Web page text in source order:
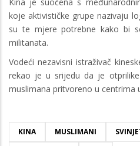
koje aktivističke grupe nazivaju
su te mjere potrebne kako bi
militanata.
Vodeći nezavisni istraživač
rekao je u srijedu da je
muslimana pritvoreno u centrima
KINA MUSLIMANI